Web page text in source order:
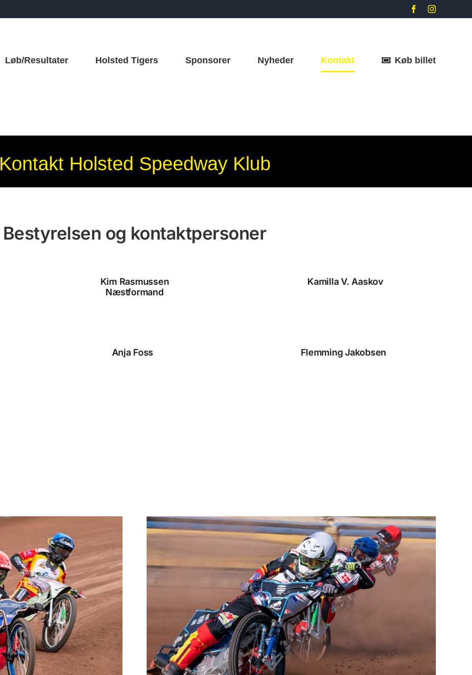
FacebookInstagram
Løb/Resultater Holsted Tigers Sponsorer Nyheder Kontakt Køb billet
Kontakt Holsted Speedway Klub
Bestyrelsen og kontaktpersoner
Kim Rasmussen
Næstformand
Kamilla V. Aaskov
Anja Foss Flemming Jakobsen